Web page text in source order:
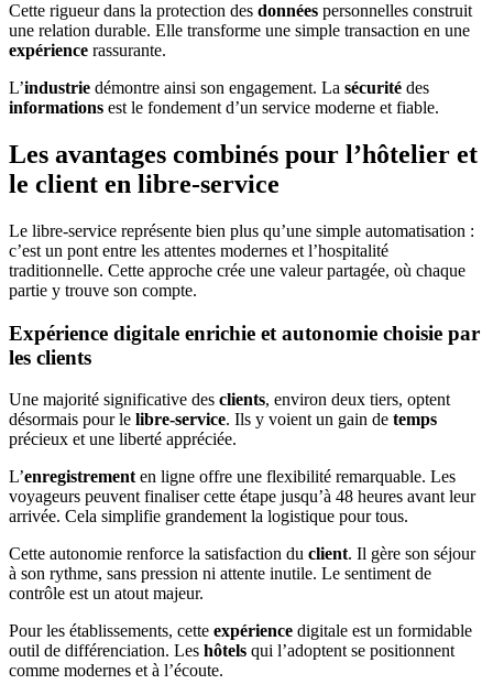
Cette rigueur dans la protection des données personnelles construit
une relation durable. Elle transforme une simple transaction en une
expérience rassurante.
L’industrie démontre ainsi son engagement. La sécurité des
informations est le fondement d’un service moderne et fiable.
Les avantages combinés pour l’hôtelier et
le client en libre-service
Le libre-service représente bien plus qu’une simple automatisation :
c’est un pont entre les attentes modernes et l’hospitalité
traditionnelle. Cette approche crée une valeur partagée, où chaque
partie y trouve son compte.
Expérience digitale enrichie et autonomie choisie par
les clients
Une majorité significative des clients, environ deux tiers, optent
désormais pour le libre-service. Ils y voient un gain de temps
précieux et une liberté appréciée.
L’enregistrement en ligne offre une flexibilité remarquable. Les
voyageurs peuvent finaliser cette étape jusqu’à 48 heures avant leur
arrivée. Cela simplifie grandement la logistique pour tous.
Cette autonomie renforce la satisfaction du client. Il gère son séjour
à son rythme, sans pression ni attente inutile. Le sentiment de
contrôle est un atout majeur.
Pour les établissements, cette expérience digitale est un formidable
outil de différenciation. Les hôtels qui l’adoptent se positionnent
comme modernes et à l’écoute.